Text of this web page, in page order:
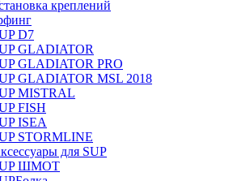
креплений
D7
GLADIATOR
GLADIATOR PRO
GLADIATOR MSL 2018
MISTRAL
FISH
ISEA
STORMLINE
для SUP
ШМОТ